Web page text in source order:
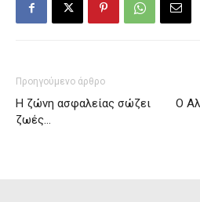
Προηγούμενο άρθρο
Η ζώνη ασφαλείας σώζει
ζωές…
Ο